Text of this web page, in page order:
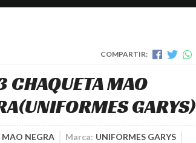
COMPARTIR:
MAO
(UNIFORMES GARYS)
MAO NEGRA Marca: UNIFORMES GARYS